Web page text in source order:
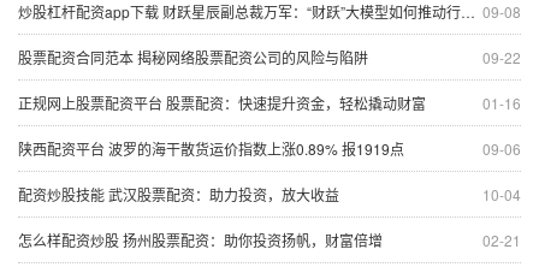
09-08
炒股杠杆配资app下载 财跃星辰副总裁万军：“财跃”大模型如何推动行业新质生产力提升 | 直击2024外滩大会
09-22
股票配资合同范本 揭秘网络股票配资公司的风险与陷阱
01-16
正规网上股票配资平台 股票配资：快速提升资金，轻松撬动财富
09-06
陕西配资平台 波罗的海干散货运价指数上涨0.89% 报1919点
10-04
配资炒股技能 武汉股票配资：助力投资，放大收益
02-21
怎么样配资炒股 扬州股票配资：助你投资扬帆，财富倍增